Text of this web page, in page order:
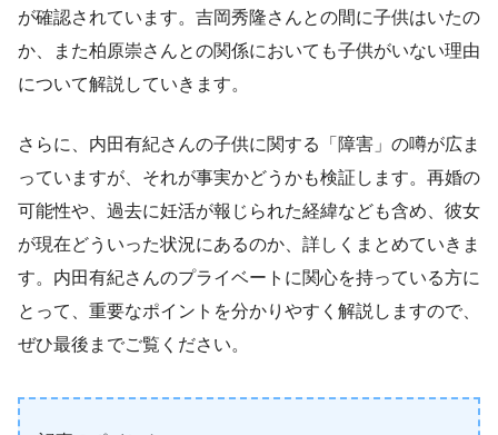
が確認されています。吉岡秀隆さんとの間に子供はいたの
か、また柏原崇さんとの関係においても子供がいない理由
について解説していきます。
さらに、内田有紀さんの子供に関する「障害」の噂が広ま
っていますが、それが事実かどうかも検証します。再婚の
可能性や、過去に妊活が報じられた経緯なども含め、彼女
が現在どういった状況にあるのか、詳しくまとめていきま
す。内田有紀さんのプライベートに関心を持っている方に
とって、重要なポイントを分かりやすく解説しますので、
ぜひ最後までご覧ください。